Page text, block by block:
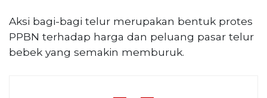
Aksi bagi-bagi telur merupakan bentuk protes
PPBN terhadap harga dan peluang pasar telur
bebek yang semakin memburuk.